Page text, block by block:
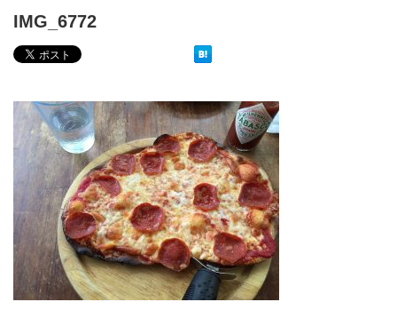
IMG_6772